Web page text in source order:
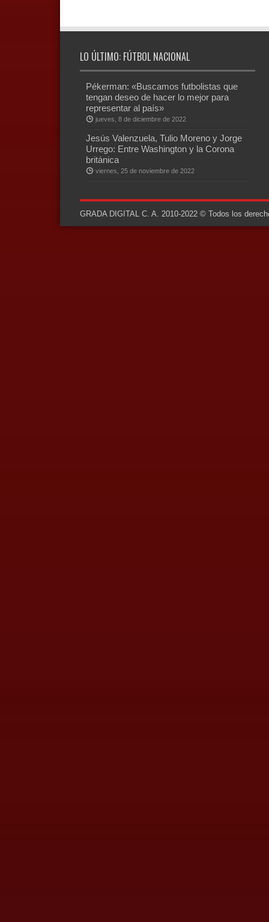
LO ÚLTIMO: FÚTBOL NACIONAL
Pékerman: «Buscamos futbolistas que
tengan deseo de hacer lo mejor para
representar al país»
jueves, 8 de diciembre de 2022
Jesús Valenzuela, Tulio Moreno y Jorge
Urrego: Entre Washington y la Corona
británica
viernes, 25 de noviembre de 2022
GRADA DIGITAL C. A. 2010-2022 © Todos los